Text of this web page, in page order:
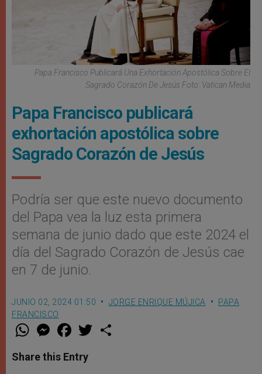
Papa Francisco Publicará Una Exhortación Apostólica Sobre El
Sagrado Corazón De Jesús Foto: Vatican Media
Papa Francisco publicará
exhortación apostólica sobre
Sagrado Corazón de Jesús
Podría ser que este nuevo documento
del Papa vea la luz esta primera
semana de junio dado que este 2024 el
día del Sagrado Corazón de Jesús cae
en 7 de junio.
JUNIO 02, 2024 01:50 JORGE ENRIQUE MÚJICA
PAPA
FRANCISCO
W
t
s
M
e
s
e
F
a
e
b
w
Share this Entry